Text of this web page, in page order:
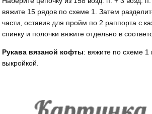
вяжите 15 рядов по схеме 1. Затем
части, оставив для пройм по 2 раппорта с
спинку и полочки вяжите отдельно в
Рукава вязаной кофты: вяжите по схеме 1
выкройкой.